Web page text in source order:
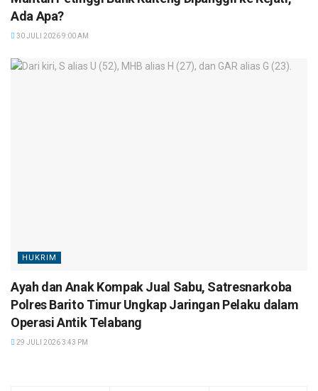
Ada Apa?
30 JULI 2026 9:00 AM
HUKRIM
Ayah dan Anak Kompak Jual Sabu, Satresnarkoba
Polres Barito Timur Ungkap Jaringan Pelaku dalam
Operasi Antik Telabang
29 JULI 2026 3:43 PM